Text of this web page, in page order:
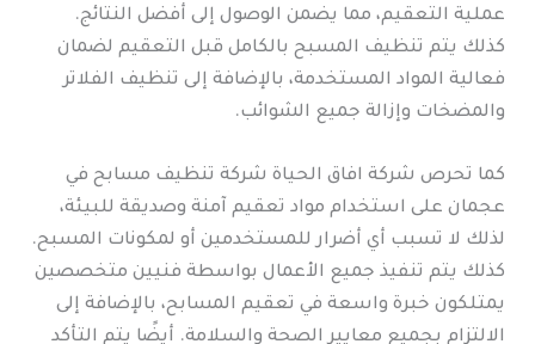
عملية التعقيم، مما يضمن الوصول إلى أفضل النتائج.
كذلك يتم تنظيف المسبح بالكامل قبل التعقيم لضمان
فعالية المواد المستخدمة، بالإضافة إلى تنظيف الفلاتر
والمضخات وإزالة جميع الشوائب.
كما تحرص شركة افاق الحياة شركة تنظيف مسابح في
عجمان على استخدام مواد تعقيم آمنة وصديقة للبيئة،
لذلك لا تسبب أي أضرار للمستخدمين أو لمكونات المسبح.
كذلك يتم تنفيذ جميع الأعمال بواسطة فنيين متخصصين
يمتلكون خبرة واسعة في تعقيم المسابح، بالإضافة إلى
الالتزام بجميع معايير الصحة والسلامة. أيضًا يتم التأكد